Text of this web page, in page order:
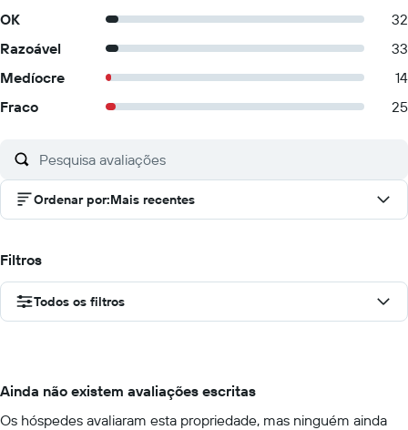
OK
32
Razoável
33
Medíocre
14
Fraco
25
Ordenar por:Mais recentes
Filtros
Todos os filtros
Ainda não existem avaliações escritas
Os hóspedes avaliaram esta propriedade, mas ninguém ainda